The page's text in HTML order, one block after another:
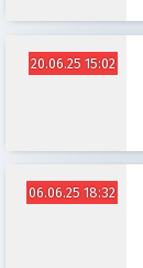
20.06.25 15:02
06.06.25 18:32